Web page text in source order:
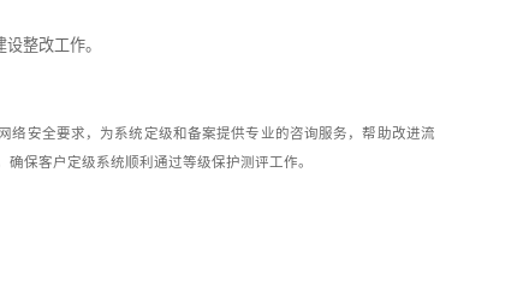
整改工作。
络安全要求，为系统定级和备案提供专业的咨询服务，帮助改进流
保客户定级系统顺利通过等级保护测评工作。